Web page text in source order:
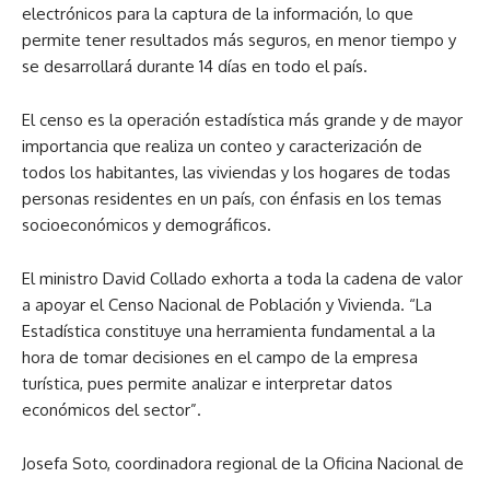
electrónicos para la captura de la información, lo que
permite tener resultados más seguros, en menor tiempo y
se desarrollará durante 14 días en todo el país.
El censo es la operación estadística más grande y de mayor
importancia que realiza un conteo y caracterización de
todos los habitantes, las viviendas y los hogares de todas
personas residentes en un país, con énfasis en los temas
socioeconómicos y demográficos.
El ministro David Collado exhorta a toda la cadena de valor
a apoyar el Censo Nacional de Población y Vivienda. “La
Estadística constituye una herramienta fundamental a la
hora de tomar decisiones en el campo de la empresa
turística, pues permite analizar e interpretar datos
económicos del sector”.
Josefa Soto, coordinadora regional de la Oficina Nacional de